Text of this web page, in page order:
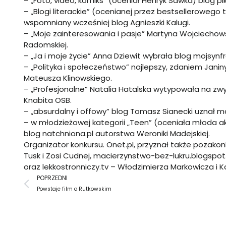
– „Blogi literackie” (ocenianej przez bestsellerowego
wspomniany wcześniej blog Agnieszki Kalugi.
– „Moje zainteresowania i pasje” Martyna
Radomskiej.
– „Ja i moje życie” Anna Dziewit wybrała blog
– „Polityka i społeczeństwo” najlepszy, zdaniem
Mateusza Klinowskiego.
– „Profesjonalne” Natalia Hatalska wytypowała na
Knabita OSB.
– „absurdalny i offowy” blog Tomasz Sianecki uznał
– w młodzieżowej kategorii „Teen” (oceniała młoda
blog natchniona.plautorstwa Weroniki Madejskiej.
Organizator konkursu. Onet.pl, przyznał także
Tusk i Zosi Cudnej,macierzynstwo-bez-
oraz lekkostronniczy.tv – Włodzimierza Markowicza i
Prev
POPRZEDNI
Powstaje film o Rutkowskim